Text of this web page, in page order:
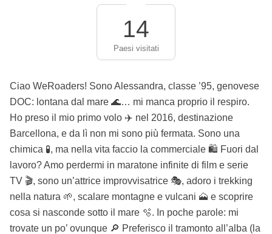
14
Paesi visitati
Ciao WeRoaders! Sono Alessandra, classe ’95, genovese
DOC: lontana dal mare 🌊… mi manca proprio il respiro.
Ho preso il mio primo volo ✈️ nel 2016, destinazione
Barcellona, e da lì non mi sono più fermata. Sono una
chimica 🧪, ma nella vita faccio la commerciale 🛍️ Fuori dal
lavoro? Amo perdermi in maratone infinite di film e serie
TV 🎬, sono un’attrice improvvisatrice 🎭, adoro i trekking
nella natura 🌱, scalare montagne e vulcani 🗻 e scoprire
cosa si nasconde sotto il mare 🫧. In poche parole: mi
trovate un po’ ovunque 🔎 Preferisco il tramonto all’alba (la